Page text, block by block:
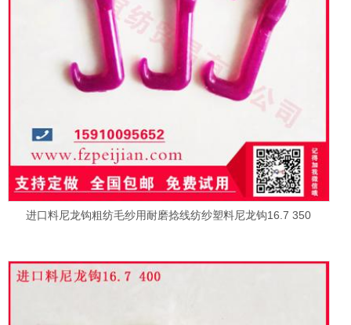
进口料尼龙钩粗纺毛纱用耐磨捻线纺纱塑料尼龙钩16.7 350